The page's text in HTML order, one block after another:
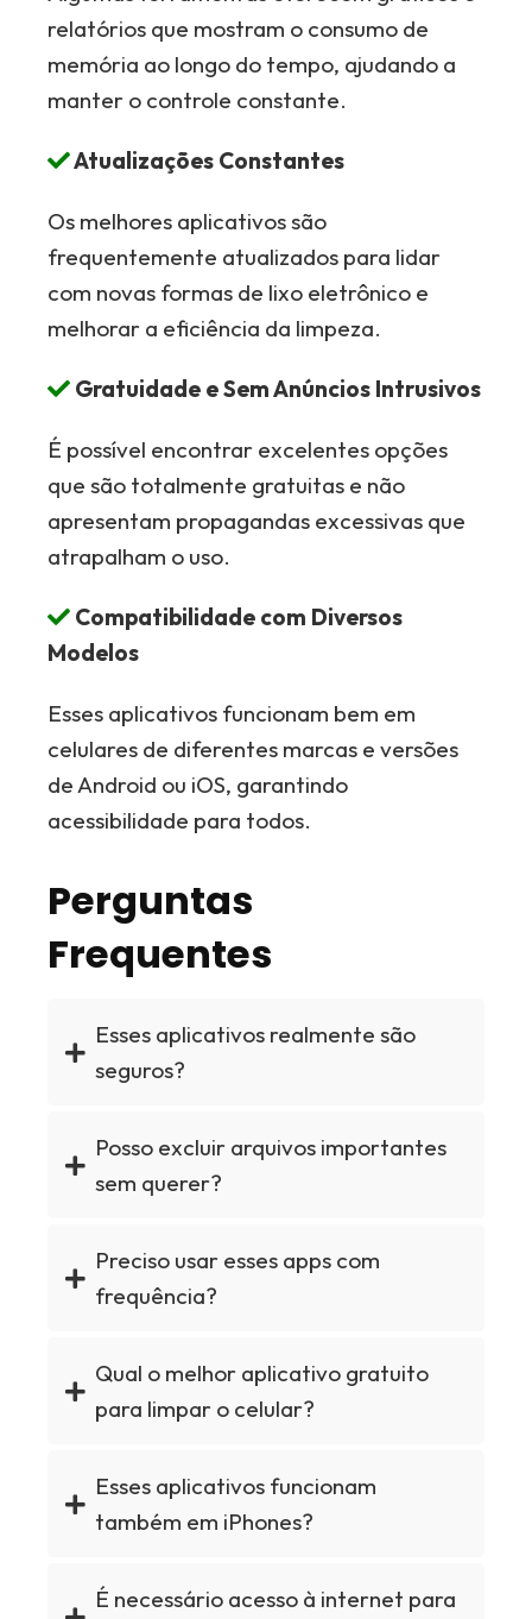
relatórios que mostram o consumo de
memória ao longo do tempo, ajudando a
manter o controle constante.
Atualizações Constantes
Os melhores aplicativos são
frequentemente atualizados para lidar
com novas formas de lixo eletrônico e
melhorar a eficiência da limpeza.
Gratuidade e Sem Anúncios Intrusivos
É possível encontrar excelentes opções
que são totalmente gratuitas e não
apresentam propagandas excessivas que
atrapalham o uso.
Compatibilidade com Diversos
Modelos
Esses aplicativos funcionam bem em
celulares de diferentes marcas e versões
de Android ou iOS, garantindo
acessibilidade para todos.
Perguntas
Frequentes
Esses aplicativos realmente são
seguros?
Posso excluir arquivos importantes
sem querer?
Preciso usar esses apps com
frequência?
Qual o melhor aplicativo gratuito
para limpar o celular?
Esses aplicativos funcionam
também em iPhones?
É necessário acesso à internet para